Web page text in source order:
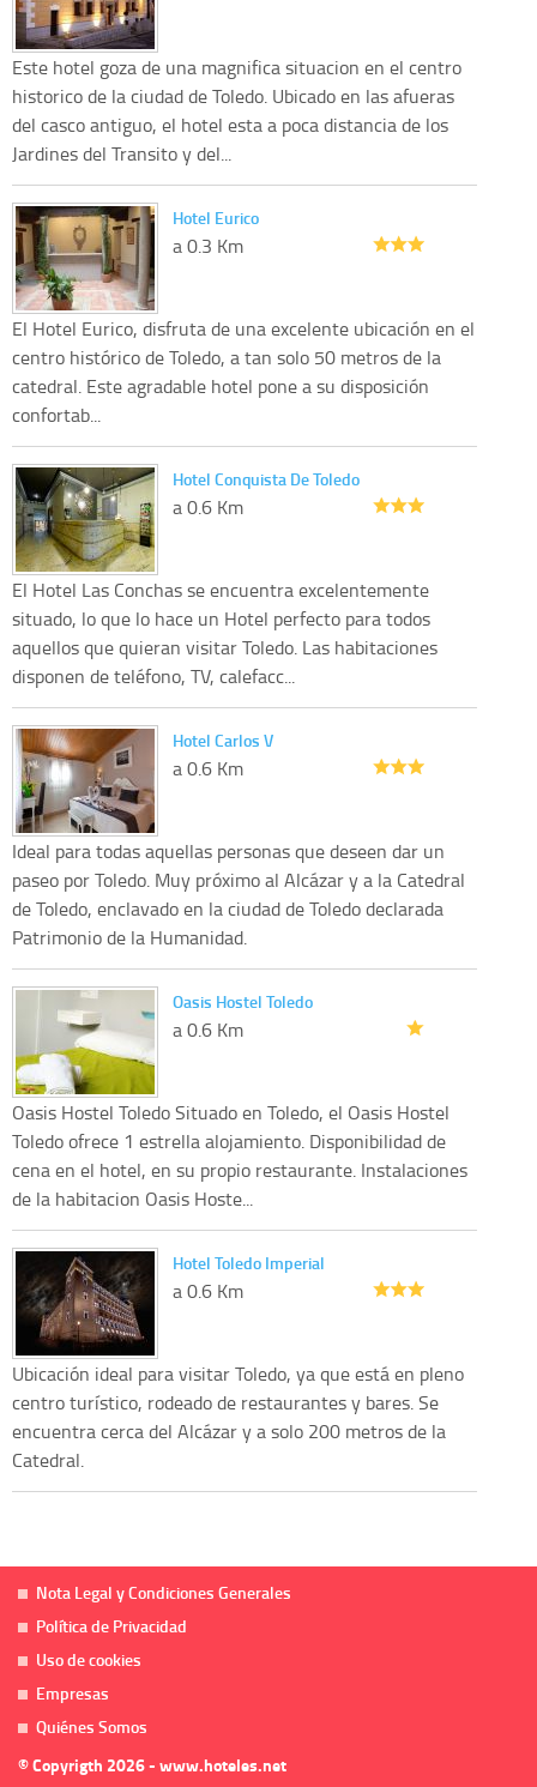
Este hotel goza de una magnifica situacion en el centro
historico de la ciudad de Toledo. Ubicado en las afueras
del casco antiguo, el hotel esta a poca distancia de los
Jardines del Transito y del...
Hotel Eurico
a 0.3 Km
El Hotel Eurico, disfruta de una excelente ubicación en el
centro histórico de Toledo, a tan solo 50 metros de la
catedral. Este agradable hotel pone a su disposición
confortab...
Hotel Conquista De Toledo
a 0.6 Km
El Hotel Las Conchas se encuentra excelentemente
situado, lo que lo hace un Hotel perfecto para todos
aquellos que quieran visitar Toledo. Las habitaciones
disponen de teléfono, TV, calefacc...
Hotel Carlos V
a 0.6 Km
Ideal para todas aquellas personas que deseen dar un
paseo por Toledo. Muy próximo al Alcázar y a la Catedral
de Toledo, enclavado en la ciudad de Toledo declarada
Patrimonio de la Humanidad.
Oasis Hostel Toledo
a 0.6 Km
Oasis Hostel Toledo Situado en Toledo, el Oasis Hostel
Toledo ofrece 1 estrella alojamiento. Disponibilidad de
cena en el hotel, en su propio restaurante. Instalaciones
de la habitacion Oasis Hoste...
Hotel Toledo Imperial
a 0.6 Km
Ubicación ideal para visitar Toledo, ya que está en pleno
centro turístico, rodeado de restaurantes y bares. Se
encuentra cerca del Alcázar y a solo 200 metros de la
Catedral.
Nota Legal y Condiciones Generales
Política de Privacidad
Uso de cookies
Empresas
Quiénes Somos
© Copyrigth 2026 - www.hoteles.net